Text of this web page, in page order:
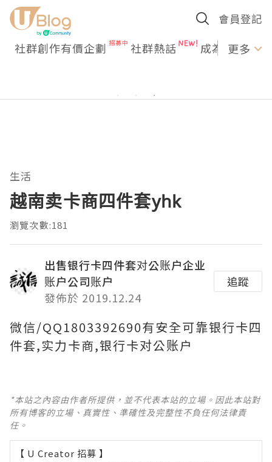
會員登記
社群創作有價企劃 社群熱話 成為U更多
生活
越南卖卡商四件套yhk
瀏覽次數:181
出售银行卡四件套对公账户企业
账户公司账户
發佈於 2019.12.24
追蹤
微信/QQ1803392690有安全可靠银行卡四
件套,实力卡商,银行卡对公账户
*本站之內容由作者所提供，並不代表本站的立場。因此本站對
所有博客的立場、真實性、準確性及完整性不負任何法律責
任。
【 U Creator 招募 】